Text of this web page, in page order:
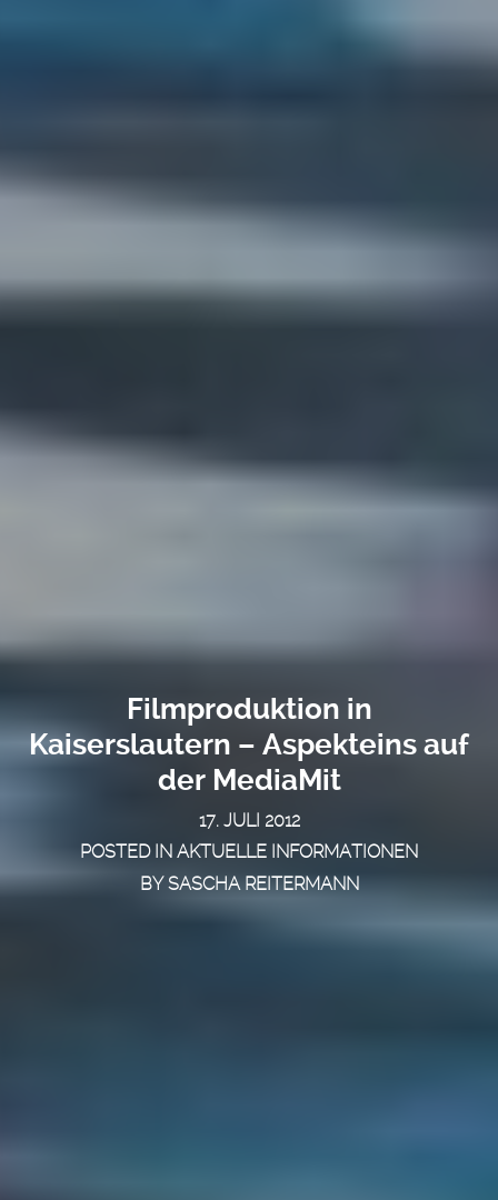
Filmproduktion in
Kaiserslautern – Aspekteins auf
der MediaMit
17. JULI 2012
POSTED IN AKTUELLE INFORMATIONEN
BYSASCHA REITERMANN